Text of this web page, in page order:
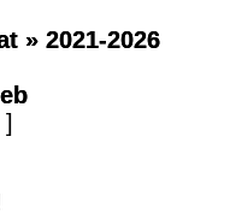
» 2021-2026